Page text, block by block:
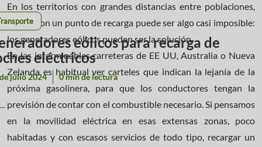
eólicos para recarga de
eléctricos
julio 2024 0 min de lectura
En los territorios con grandes distancias entre poblaciones,
contar con un punto de recarga puede ser algo casi imposible:
los generadores eólicos pueden ser la solución.
En las interminables carreteras de EE UU, Australia o Nueva
Zelanda es habitual ver carteles que indican la lejanía de la
próxima gasolinera, para que los conductores tengan la
previsión de contar con el combustible necesario. Si pensamos
en la movilidad eléctrica en esas extensas zonas, poco
habitadas y con escasos servicios de todo tipo, recargar un